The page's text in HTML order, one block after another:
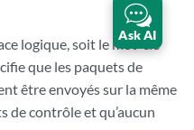
logique, soit le mot-clé
que les paquets de
être envoyés sur la même
de contrôle et qu’aucun
Ask AI